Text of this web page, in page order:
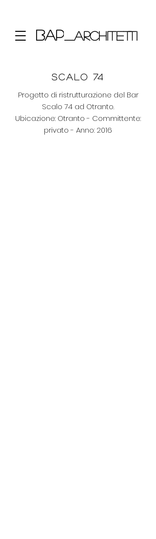
bap _architetti
Scalo 74
Progetto di ristrutturazione del Bar
Scalo 74 ad Otranto.
Ubicazione: Otranto - Committente:
privato - Anno: 2016